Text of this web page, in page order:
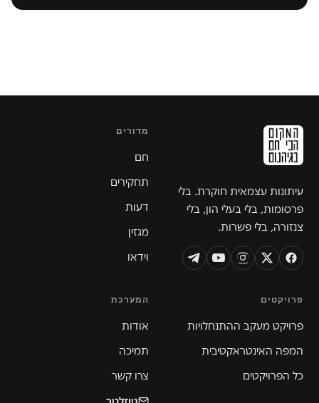
עיתונות עצמאית חוקרת. בלי
פרסומות, בלי בעלי הון, בלי
צנזורה, בלי פשרות.
מדורים
חם
תחקירים
דעות
מגזין
וידאו
פרויקטים
פרויקט מעקב ההתנחלויות
המפה האינטראקטיבית
כל הפרויקטים
המערכת
אודות
תמיכה
צרו קשר